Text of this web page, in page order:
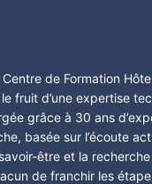
de Formation
fruit d’une expertise
grâce à 30 ans
basée sur l’écoute
être et la
de franchir les